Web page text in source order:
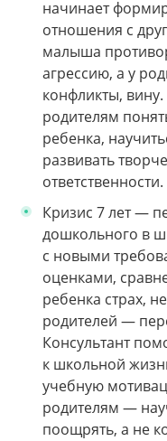
начинает
отношения с
малыша
агрессию, а у
конфликты,
родителям
ребенка,
развивать
ответственности.
Кризис 7 лет —
дошкольного в
с новыми
оценками,
ребенка страх,
родителей —
Консультант
к школьной
учебную
родителям —
поощрять, а не